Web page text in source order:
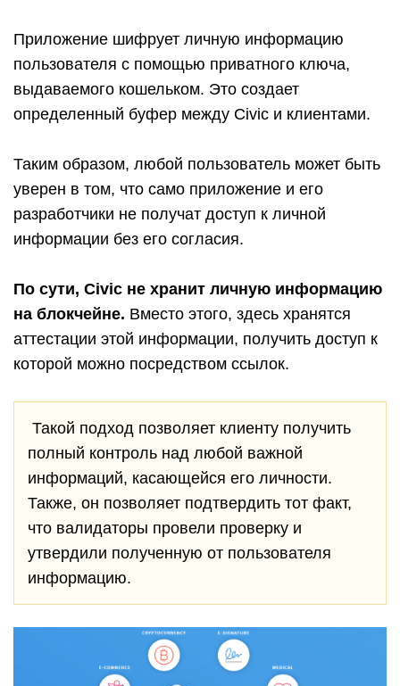
Приложение шифрует личную информацию
пользователя с помощью приватного ключа,
выдаваемого кошельком. Это создает
определенный буфер между Civic и клиентами.
Таким образом, любой пользователь может быть
уверен в том, что само приложение и его
разработчики не получат доступ к личной
информации без его согласия.
По сути, Civic не хранит личную информацию
на блокчейне. Вместо этого, здесь хранятся
аттестации этой информации, получить доступ к
которой можно посредством ссылок.
Такой подход позволяет клиенту получить
полный контроль над любой важной
информаций, касающейся его личности.
Также, он позволяет подтвердить тот факт,
что валидаторы провели проверку и
утвердили полученную от пользователя
информацию.